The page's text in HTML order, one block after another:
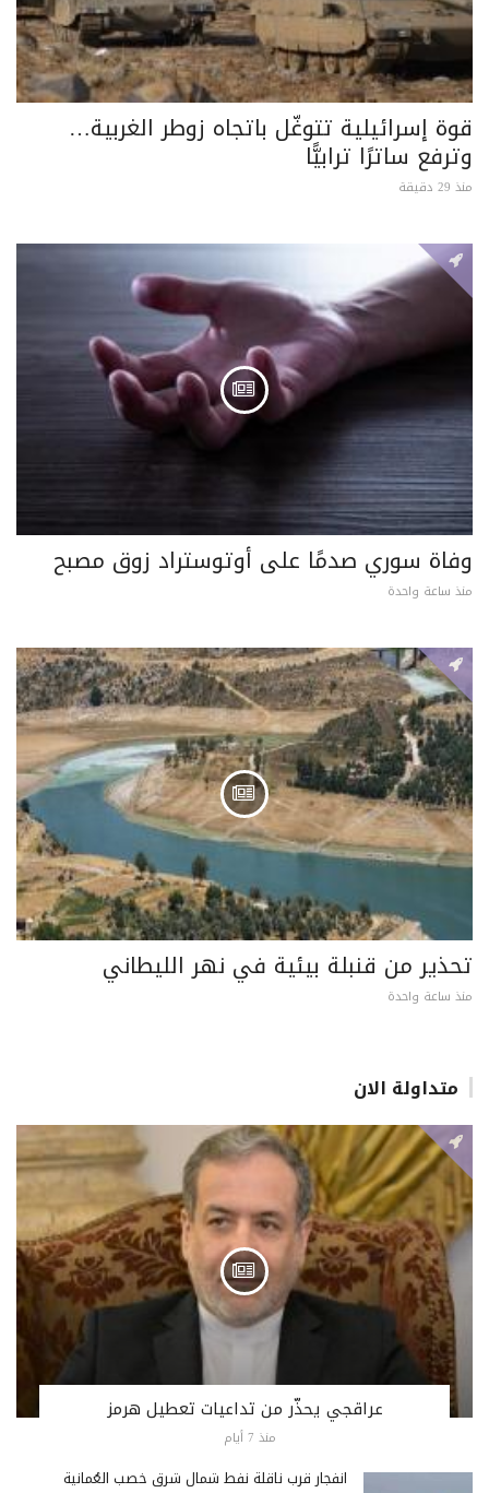
قوة إسرائيلية تتوغّل باتجاه زوطر الغربية…
وترفع ساترًا ترابيًّا
منذ 29 دقيقة
وفاة سوري صدمًا على أوتوستراد زوق مصبح
منذ ساعة واحدة
تحذير من قنبلة بيئية في نهر الليطاني
منذ ساعة واحدة
متداولة الان
عراقجي يحذّر من تداعيات تعطيل هرمز
منذ 7 أيام
انفجار قرب ناقلة نفط شمال شرق خصب العُمانية